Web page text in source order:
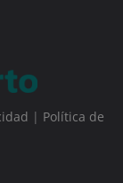
| Política de